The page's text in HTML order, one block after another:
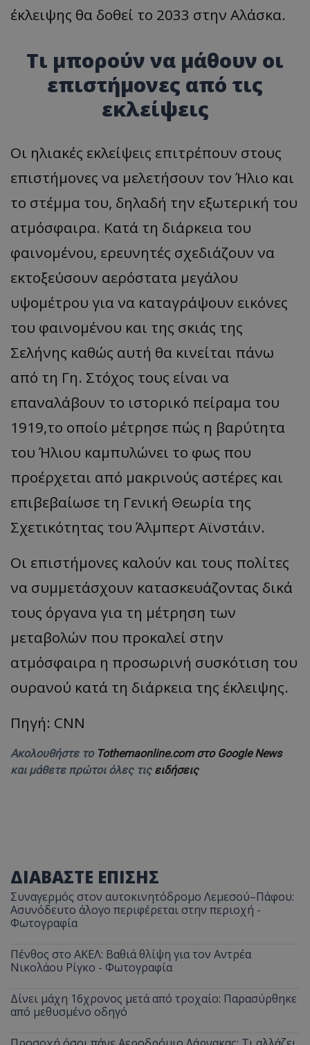
έκλειψης θα δοθεί το 2033 στην Αλάσκα.
Τι μπορούν να μάθουν οι
επιστήμονες από τις
εκλείψεις
Οι ηλιακές εκλείψεις επιτρέπουν στους
επιστήμονες να μελετήσουν τον Ήλιο και
το στέμμα του, δηλαδή την εξωτερική του
ατμόσφαιρα. Κατά τη διάρκεια του
φαινομένου, ερευνητές σχεδιάζουν να
εκτοξεύσουν αερόστατα μεγάλου
υψομέτρου για να καταγράψουν εικόνες
του φαινομένου και της σκιάς της
Σελήνης καθώς αυτή θα κινείται πάνω
από τη Γη. Στόχος τους είναι να
επαναλάβουν το ιστορικό πείραμα του
1919,το οποίο μέτρησε πώς η βαρύτητα
του Ήλιου καμπυλώνει το φως που
προέρχεται από μακρινούς αστέρες και
επιβεβαίωσε τη Γενική Θεωρία της
Σχετικότητας του Άλμπερτ Αϊνστάιν.
Οι επιστήμονες καλούν και τους πολίτες
να συμμετάσχουν κατασκευάζοντας δικά
τους όργανα για τη μέτρηση των
μεταβολών που προκαλεί στην
ατμόσφαιρα η προσωρινή συσκότιση του
ουρανού κατά τη διάρκεια της έκλειψης.
Πηγή: CNN
Ακολουθήστε το Tothemaonline.com στο Google News
και μάθετε πρώτοι όλες τις ειδήσεις
ΔΙΑΒΑΣΤΕ ΕΠΙΣΗΣ
Συναγερμός στον αυτοκινητόδρομο Λεμεσού–Πάφου:
Ασυνόδευτο άλογο περιφέρεται στην περιοχή -
Φωτογραφία
Πένθος στο ΑΚΕΛ: Βαθιά θλίψη για τον Αντρέα
Νικολάου Ρίγκο - Φωτογραφία
Δίνει μάχη 16χρονος μετά από τροχαίο: Παρασύρθηκε
από μεθυσμένο οδηγό